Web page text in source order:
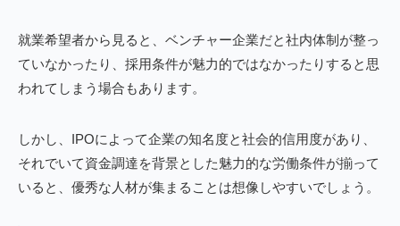
就業希望者から見ると、ベンチャー企業だと社内体制が整っ
ていなかったり、採用条件が魅力的ではなかったりすると思
われてしまう場合もあります。
しかし、IPOによって企業の知名度と社会的信用度があり、
それでいて資金調達を背景とした魅力的な労働条件が揃って
いると、優秀な人材が集まることは想像しやすいでしょう。